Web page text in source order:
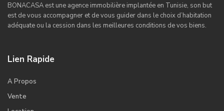
BONACASA est une agence immobilière implantée en Tunisie, son but
est de vous accompagner et de vous guider dans le choix d’habitation
adéquate ou la cession dans les meilleures conditions de vos biens.
Lien Rapide
A Propos
Vente